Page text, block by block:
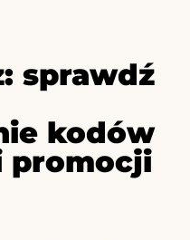
sprawdź
kodów
promocji